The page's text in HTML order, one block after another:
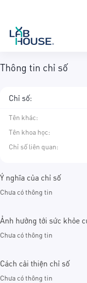
Thông tin chỉ số
Chỉ số:
Tên khác:
Tên khoa học:
Chỉ số liên quan:
Ý nghĩa của chỉ số
Chưa có thông tin
Ảnh hưởng tới sức khỏe
Chưa có thông tin
Cách cải thiện chỉ số
Chưa có thông tin